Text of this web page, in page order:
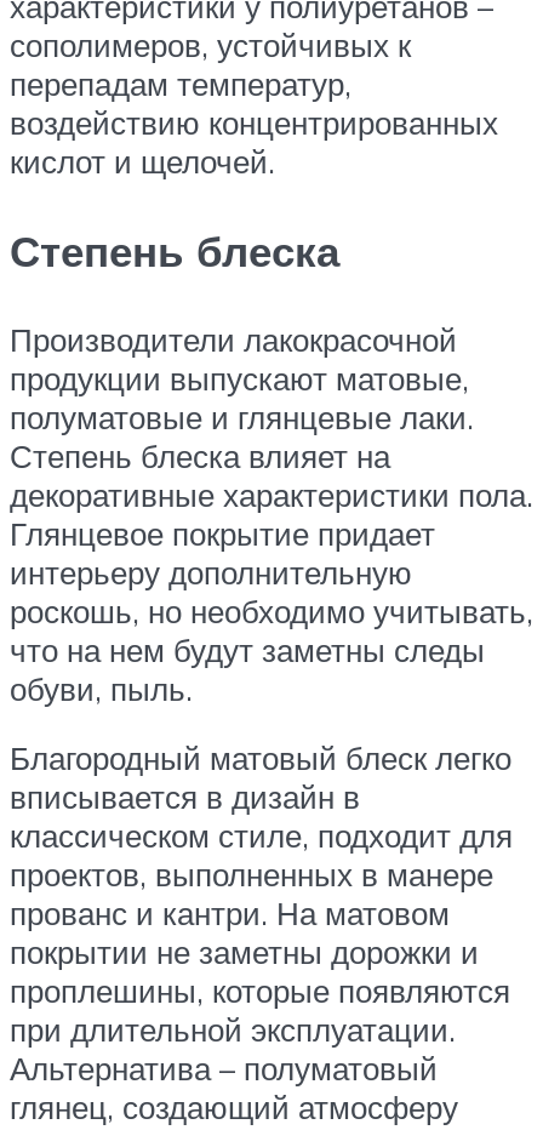
сополимеров, устойчивых к
перепадам температур,
воздействию концентрированных
кислот и щелочей.
Степень блеска
Производители лакокрасочной
продукции выпускают матовые,
полуматовые и глянцевые лаки.
Степень блеска влияет на
декоративные характеристики пола.
Глянцевое покрытие придает
интерьеру дополнительную
роскошь, но необходимо учитывать,
что на нем будут заметны следы
обуви, пыль.
Благородный матовый блеск легко
вписывается в дизайн в
классическом стиле, подходит для
проектов, выполненных в манере
прованс и кантри. На матовом
покрытии не заметны дорожки и
проплешины, которые появляются
при длительной эксплуатации.
Альтернатива – полуматовый
глянец, создающий атмосферу